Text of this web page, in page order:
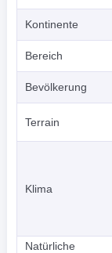
Kontinente
Bereich
Bevölkerung
Terrain
Klima
Natürliche